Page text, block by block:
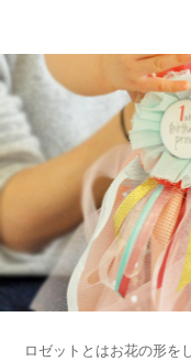
ロゼットとはお花の形を